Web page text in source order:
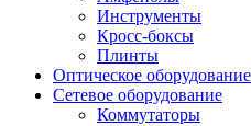
Инструменты
Кросс-боксы
Плинты
Оптическое
Сетевое оборудование
Коммутаторы